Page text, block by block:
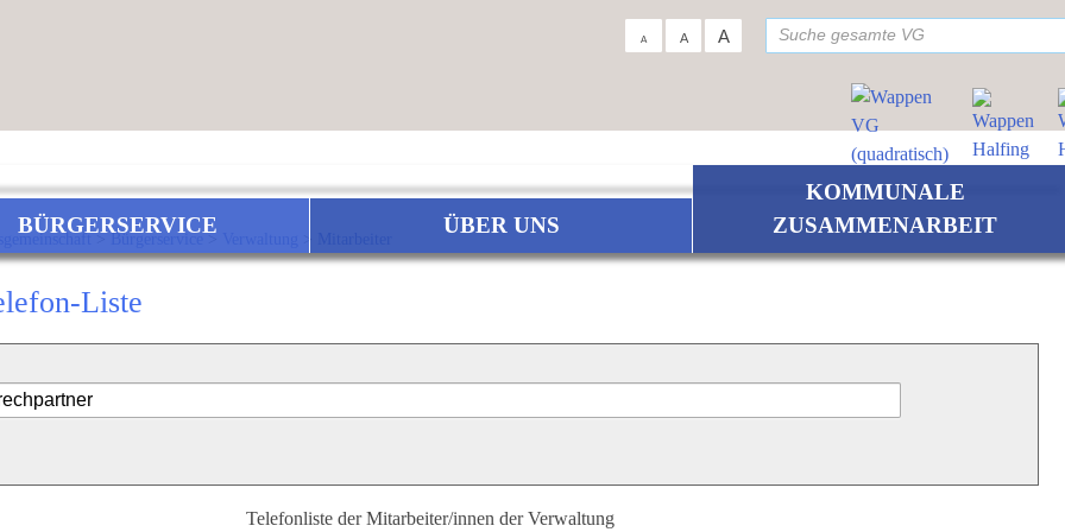
A A A
BÜRGERSERVICE ÜBER UNS
KOMMUNALE
ZUSAMMENARBEIT
>Bürgerservice>
Liste
Telefonliste der Mitarbeiter/innen der Verwaltung